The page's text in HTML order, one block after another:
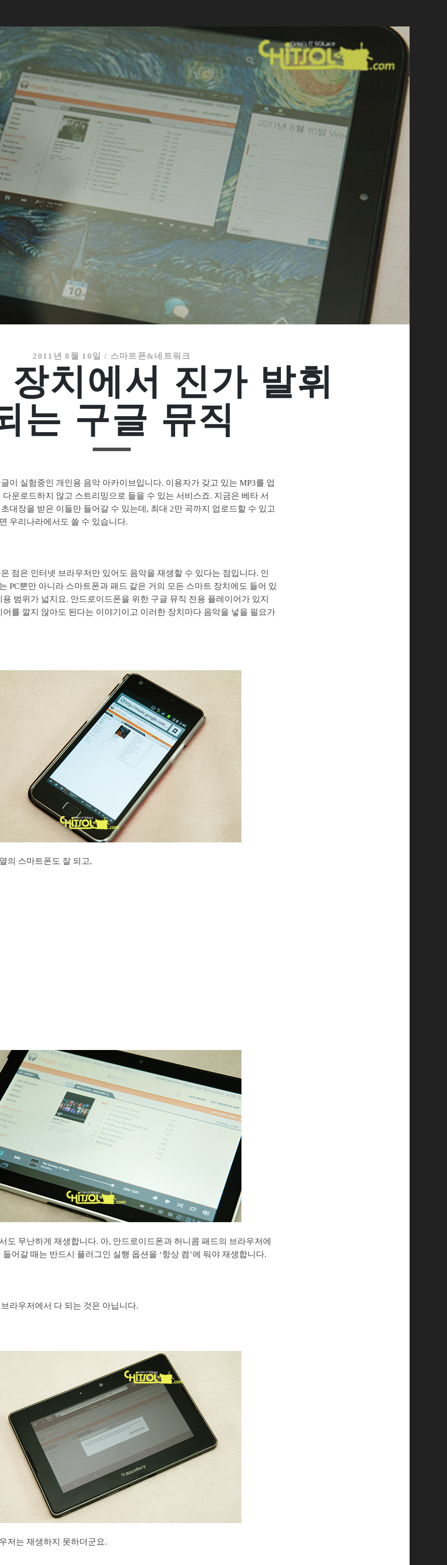
2011년 8월 10일 / 스마트폰&네트워크
장치에서 진가 발휘
는 구글 뮤직
이 실험중인 개인용 음악 아카이브입니다. 이용자가 갖고 있는 MP3를 업
다운로드하지 않고 스트리밍으로 들을 수 있는 서비스죠. 지금은 베타 서
대장을 받은 이들만 들어갈 수 있는데, 최대 2만 곡까지 업로드할 수 있고
우리나라에서도 쓸 수 있습니다.
점은 인터넷 브라우저만 있어도 음악을 재생할 수 있다는 점입니다. 인
PC뿐만 아니라 스마트폰과 패드 같은 거의 모든 스마트 장치에도 들어 있
용 범위가 넓지요. 안드로이드폰을 위한 구글 뮤직 전용 플레이어가 있지
어를 깔지 않아도 된다는 이야기이고 이러한 장치마다 음악을 넣을 필요가
의 스마트폰도 잘 되고,
도 무난하게 재생합니다. 아, 안드로이드폰과 허니콤 패드의 브라우저에
어갈 때는 반드시 플러그인 실행 옵션을 ‘항상 켬’에 둬야 재생합니다.
라우저에서 다 되는 것은 아닙니다.
저는 재생하지 못하더군요.